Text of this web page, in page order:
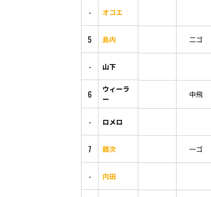
- オコエ
5 島内 二ゴ
- 山下
6
ウィーラ
ー
中飛
- ロメロ
7 銀次 一ゴ
- 内田